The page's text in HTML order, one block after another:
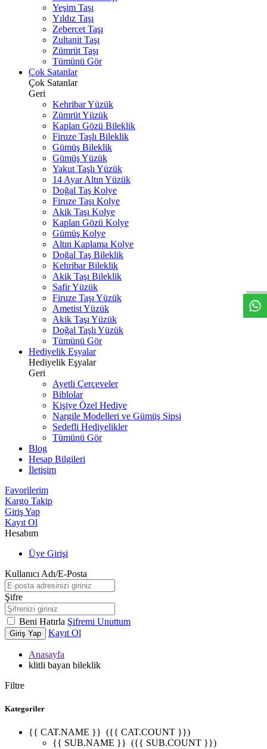
Yeşim Taşı
Yıldız Taşı
Zebercet Taşı
Zultanit Taşı
Zümrüt Taşı
Tümünü Gör
Çok Satanlar
Çok Satanlar
Geri
Kehribar Yüzük
Zümrüt Yüzük
Kaplan Gözü Bileklik
Firuze Taşlı Bileklik
Gümüş Bileklik
Gümüş Yüzük
Yakut Taşlı Yüzük
14 Ayar Altın Yüzük
Doğal Taş Kolye
Firuze Taşı Kolye
Akik Taşı Kolye
Kaplan Gözü Kolye
Gümüş Kolye
Altın Kaplama Kolye
Doğal Taş Bileklik
Kehribar Bileklik
Akik Taşı Bileklik
Safir Yüzük
Firuze Taşı Yüzük
Ametist Yüzük
Akik Taşı Yüzük
Doğal Taşlı Yüzük
Tümünü Gör
Hediyelik Eşyalar
Hediyelik Eşyalar
Geri
Ayetli Çerçeveler
Biblolar
Kişiye Özel Hediye
Nargile Modelleri ve Gümüş Sipsi
Sedefli Hediyelikler
Tümünü Gör
Blog
Hesap Bilgileri
İletişim
Favorilerim
Kargo Takip
Giriş Yap
Kayıt Ol
Hesabım
Üye Girişi
Kullanıcı Adı/E-Posta
Şifre
Beni Hatırla Şifremi Unuttum
Giriş Yap Kayıt Ol
Anasayfa
klitli bayan bileklik
Filtre
Kategoriler
{{ CAT.NAME }} ({{ CAT.COUNT }})
{{ SUB.NAME }} ({{ SUB.COUNT }})